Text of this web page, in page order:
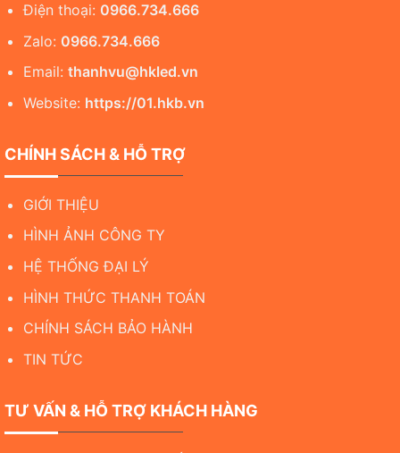
Điện thoại: 0966.734.666
Zalo: 0966.734.666
Email: thanhvu@hkled.vn
Website: https://01.hkb.vn
CHÍNH SÁCH & HỖ TRỢ
GIỚI THIỆU
HÌNH ẢNH CÔNG TY
HỆ THỐNG ĐẠI LÝ
HÌNH THỨC THANH TOÁN
CHÍNH SÁCH BẢO HÀNH
TIN TỨC
TƯ VẤN & HỖ TRỢ KHÁCH HÀNG